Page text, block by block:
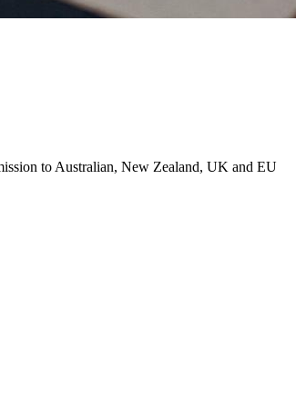
to Australian, New Zealand, UK and EU